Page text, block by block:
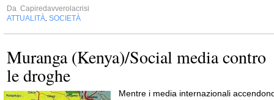
Da Capiredavverolacrisi
ATTUALITÀ SOCIETÀ
Muranga (Kenya)/Social media contro
le droghe
Mentre i media internazionali